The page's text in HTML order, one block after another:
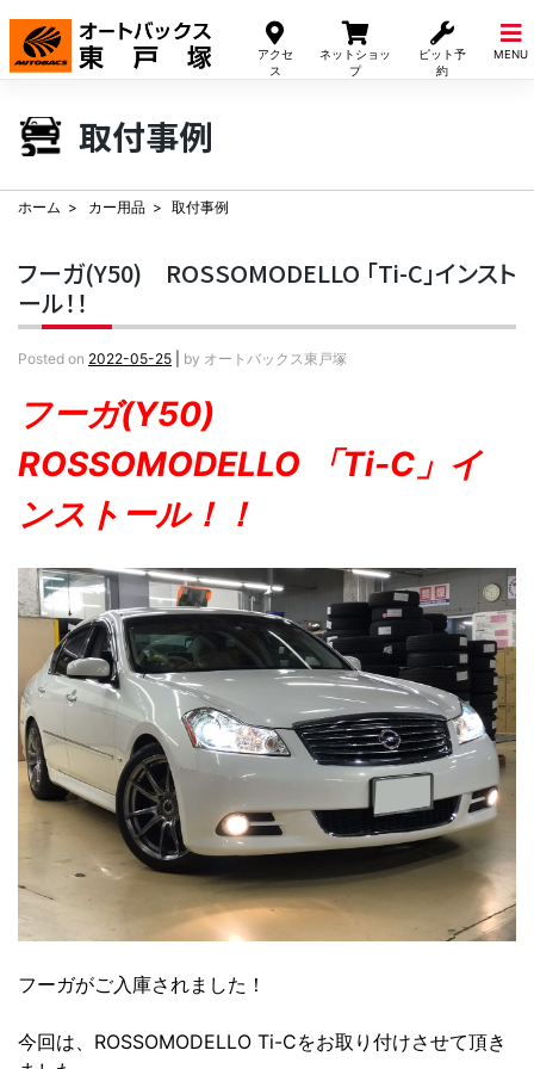
アクセ
ス
ネットショッ
プ
ピット予
約
MENU
Skip
content
取付事例
ホーム カー用品 取付事例
フーガ(Y50) ROSSOMODELLO 「Ti-C」インスト
ール！！
Posted on 2022-05-25 by オートバックス東戸塚
フーガ(Y50)
ROSSOMODELLO 「Ti-C」イ
ンストール！！
フーガがご入庫されました！
今回は、ROSSOMODELLO Ti-Cをお取り付けさせて頂き